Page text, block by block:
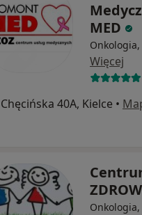
MED
Więcej
Chęcińska 40A, Kielce •